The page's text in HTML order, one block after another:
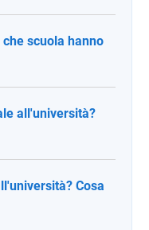
scuola hanno
all'università?
Cosa